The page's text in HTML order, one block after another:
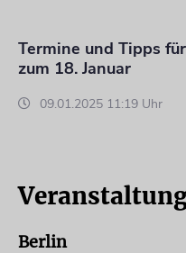
Termine und Tipps
zum 18. Januar
09.01.2025 11:19 Uhr
Berlin